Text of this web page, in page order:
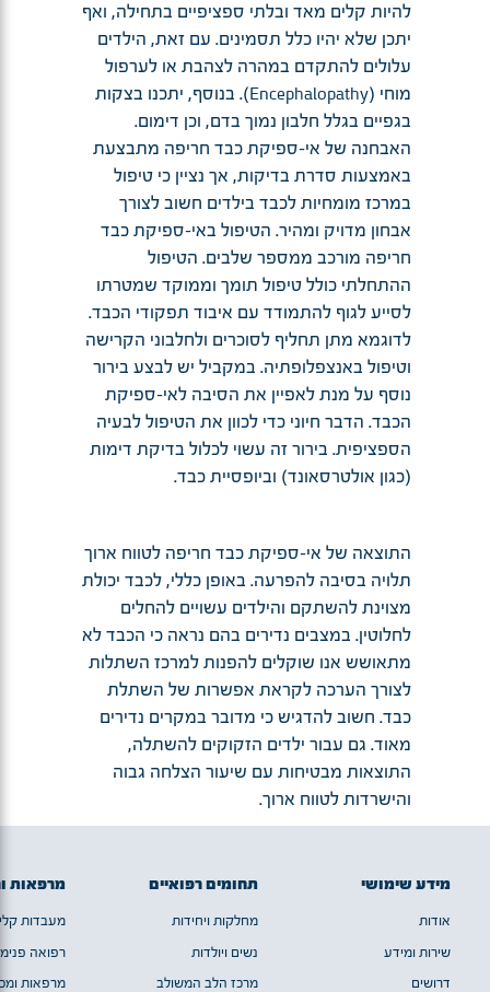
להיות קלים מאד ובלתי ספציפיים בתחילה, ואף
יתכן שלא יהיו כלל תסמינים. עם זאת, הילדים
עלולים להתקדם במהרה לצהבת או לערפול
מוחי (Encephalopathy). בנוסף, יתכנו בצקות
בגפיים בגלל חלבון נמוך בדם, וכן דימום.
האבחנה של אי-ספיקת כבד חריפה מתבצעת
באמצעות סדרת בדיקות, אך נציין כי טיפול
במרכז מומחיות לכבד בילדים חשוב לצורך
אבחון מדויק ומהיר. הטיפול באי-ספיקת כבד
חריפה מורכב ממספר שלבים. הטיפול
ההתחלתי כולל טיפול תומך וממוקד שמטרתו
לסייע לגוף להתמודד עם איבוד תפקודי הכבד.
לדוגמא מתן תחליף לסוכרים ולחלבוני הקרישה
וטיפול באנצפלופתיה. במקביל יש לבצע בירור
נוסף על מנת לאפיין את הסיבה לאי-ספיקת
הכבד. הדבר חיוני כדי לכוון את הטיפול לבעיה
הספציפית. בירור זה עשוי לכלול בדיקת דימות
(כגון אולטרסאונד) וביופסיית כבד.
התוצאה של אי-ספיקת כבד חריפה לטווח ארוך
תלויה בסיבה להפרעה. באופן כללי, לכבד יכולת
מצוינת להשתקם והילדים עשויים להחלים
לחלוטין. במצבים נדירים בהם נראה כי הכבד לא
מתאושש אנו שוקלים להפנות למרכז השתלות
לצורך הערכה לקראת אפשרות של השתלת
כבד. חשוב להדגיש כי מדובר במקרים נדירים
מאוד. גם עבור ילדים הזקוקים להשתלה,
התוצאות מבטיחות עם שיעור הצלחה גבוה
והישרדות לטווח ארוך.
מידע שימושי
אודות
שירות ומידע
דרושים
תחומים רפואיים
מחלקות ויחידות
נשים ויולדות
מרכז הלב המשולב
מרפאות
מעבדות
רפואה
מרפאות